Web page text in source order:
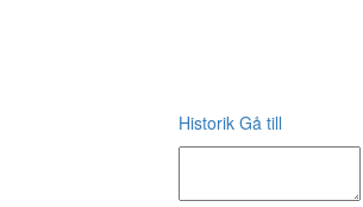
Historik Gå till